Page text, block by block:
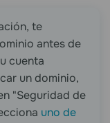
te
antes de
cuenta
un dominio,
"Seguridad de
uno de